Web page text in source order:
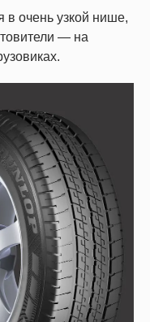
в очень узкой нише,
— на